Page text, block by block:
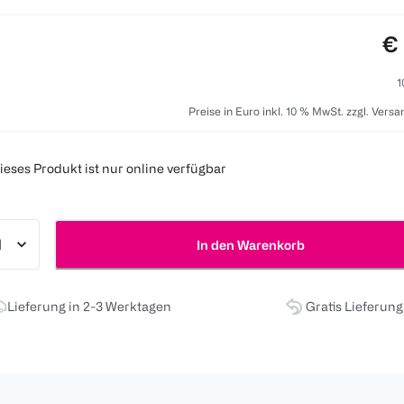
€
Preise in Euro inkl. 10 % MwSt. zzgl.
Produkt ist nur online verfügbar
In den Warenkorb
Lieferung in 2-3 Werktagen Gratis